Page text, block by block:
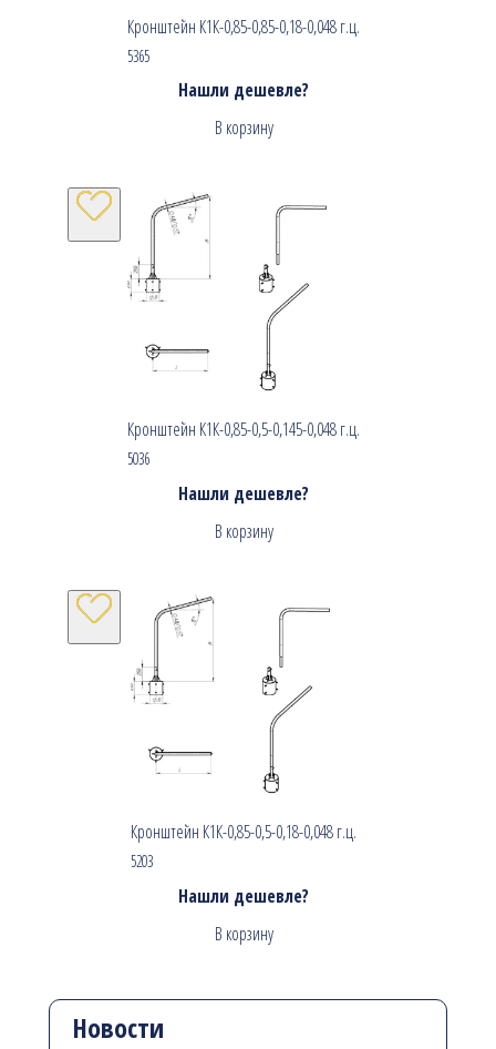
Кронштейн К1К-0,85-0,85-0,18-0,048 г.ц.
5365
Нашли дешевле?
В корзину
Кронштейн К1К-0,85-0,5-0,145-0,048 г.ц.
5036
Нашли дешевле?
В корзину
Кронштейн К1К-0,85-0,5-0,18-0,048 г.ц.
5203
Нашли дешевле?
В корзину
Новости